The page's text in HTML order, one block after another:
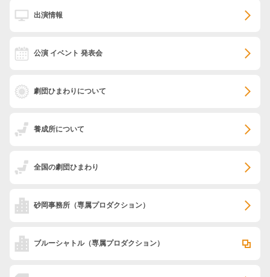
出演情報
公演 イベント 発表会
劇団ひまわりについて
養成所について
全国の劇団ひまわり
砂岡事務所 （専属プロダクション）
ブルーシャトル（専属プロダクション）